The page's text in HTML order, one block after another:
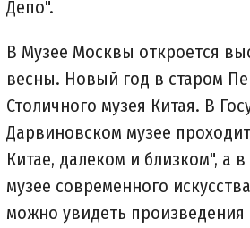
Депо".
В Музее Москвы откроется
весны. Новый год в старом
Столичного музея Китая. В
Дарвиновском музее
Китае, далеком и близком", а
музее современного
можно увидеть произведения